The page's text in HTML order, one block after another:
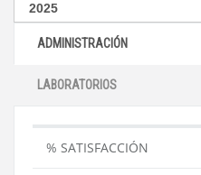
ADMINISTRACIÓN
LABORATORIOS
% SATISFACCIÓN